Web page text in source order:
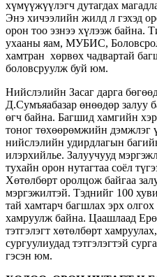
хүмүүжүүлэгч дутагдах
Энэ хичээлийн жилд л гэхэд
орон тоо эзнээ хүлээж байна.
ухааны яам, МУБИС,
хамтран хөрвөх чадвартай
боловсруулж буй юм.
Нийслэлийн Засаг дарга
Д.Сумъяабазар өнөөдөр залуу
өгч байна. Багшид хамгийн
тоног төхөөрөмжийн дэмжлэг
нийслэлийн удирдлагын
илэрхийлье. Залуучууд
тухайн орон нутагтаа соёл
Хөтөлбөрт оролцож байгаа
мэргэжилтэй. Тэднийг 100
тай хамтарч багшлах эрх
хамруулж байна. Цаашлаад
тэтгэлэгт хөтөлбөрт
сургуулиудад тэтгэлэгтэй
гэсэн юм.